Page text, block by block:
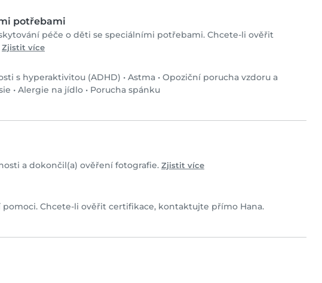
potřebami
péče o děti se speciálními potřebami. Chcete-li ověřit
Zjistit více
s hyperaktivitou (ADHD) • Astma • Opoziční porucha vzdoru a
• Alergie na jídlo • Porucha spánku
a dokončil(a) ověření fotografie. Zjistit více
Chcete-li ověřit certifikace, kontaktujte přímo Hana.